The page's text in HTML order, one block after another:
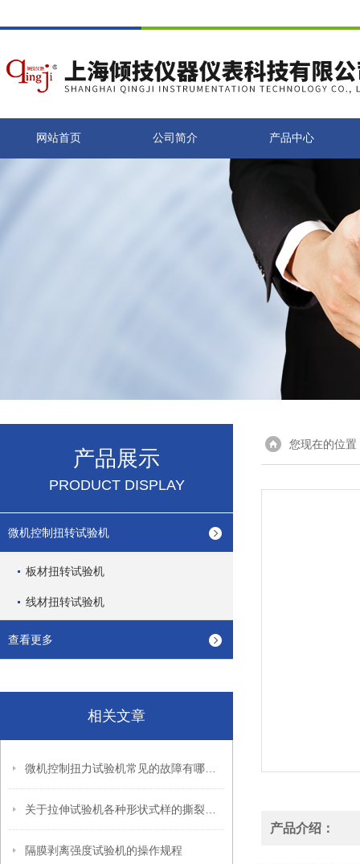
网站首页 公司简介 产品中心
产品展示
PRODUCT DISPLAY
微机控制扭转试验机
板材扭转试验机
线材扭转试验机
查看更多
相关文章
隔膜剥离强度试验机的操作规程
您现在的位置
产品介绍：